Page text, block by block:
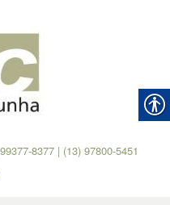
8377 | (13) 97800-5451